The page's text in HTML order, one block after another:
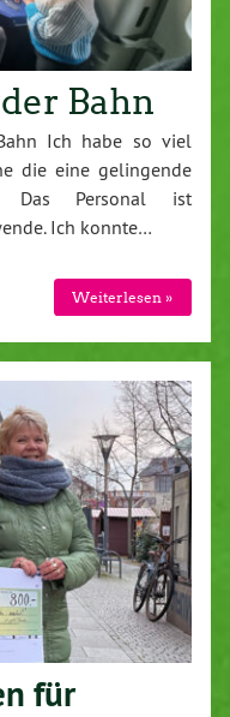
Bahn
Ich habe so viel
die eine gelingende
Das Personal ist
Ich konnte…
Weiterlesen »
für